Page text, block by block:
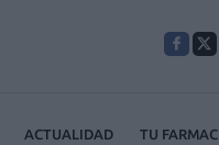
ACTUALIDAD TU